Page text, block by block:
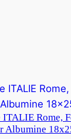
Rome,
Albumine